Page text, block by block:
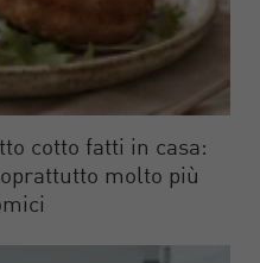
cotto fatti in casa:
molto più